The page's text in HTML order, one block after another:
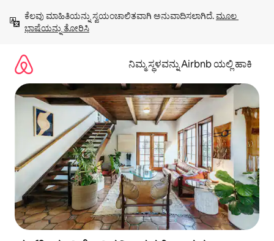
ಹೋಗಿ
ಕೆಲವು ಮಾಹಿತಿಯನ್ನು ಸ್ವಯಂಚಾಲಿತವಾಗಿ ಅನುವಾದಿಸಲಾಗಿದೆ. ಮೂಲ
ಭಾಷೆಯನ್ನು ತೋರಿಸಿ
ನಿಮ್ಮ ಸ್ಥಳವನ್ನು Airbnb ಯಲ್ಲಿ ಹಾಕಿ